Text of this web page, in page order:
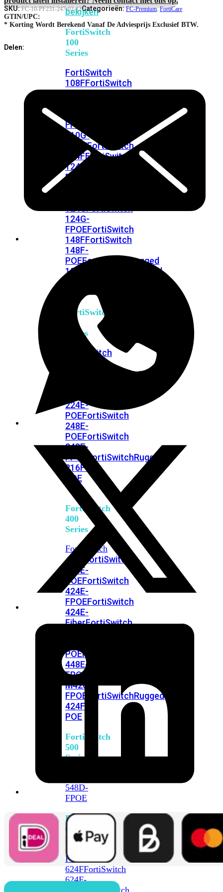
bekijken
FortiSwitch
100
Series
FortiSwitch
108FFortiSwitch
FPOE
110G-
FPOEFortiSwitch
124FFortiSwitch
124F-
POE
124G-
FPOEFortiSwitch
148FFortiSwitch
148F-
POEFortiSwitchRugged
108F
FortiSwitchRugged
FortiSwitch
200
Series
FortiSwitch
FortiSwitch
224E-
POEFortiSwitch
248E-
POEFortiSwitch
248E-
FPOE
FortiSwitchRugged
216F-
POE
FortiSwitch
400
Series
FortiSwitch
424E
FortiSwitch
424E-
POEFortiSwitch
424E-
FPOEFortiSwitch
424E-
FiberFortiSwitch
POEFortiSwitch
448E-
FPOE
M426E-
FPOE
FortiSwitchRugged
424F-
POE
FortiSwitch
500
Series
548D-
FPOE
FortiSwitch
600
Series
FortiSwitch
624FFortiSwitch
624F-
FortiSwitch
SKU:FC-10-PF231-247-02-12Categorieën:FC-Premium,FortiCare
GTIN/UPC:
* Korting Wordt Berekend Vanaf De Adviesprijs Exclusief BTW.
Delen: